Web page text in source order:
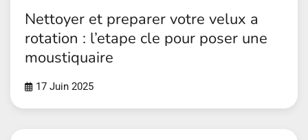
Nettoyer et preparer votre velux a
rotation : l’etape cle pour poser une
moustiquaire
17 Juin 2025